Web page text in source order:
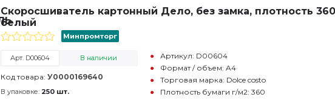
Скоросшиватель картонный Дело, без замка, плотность
белый
Минпромторг
Арт. D00604 В наличии
Код товара: У0000169640
В упаковке: 250 шт.
Артикул: D00604
Формат / объем: A4
Торговая марка: Dolce costo
Плотность бумаги г/м2: 360